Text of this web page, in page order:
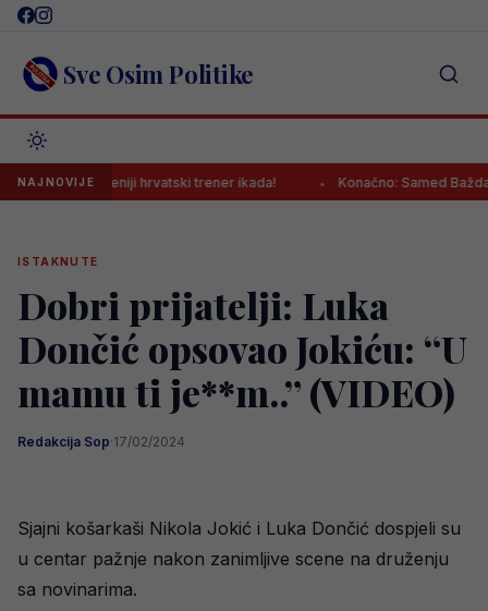
Skip
content Sve Osim Politike
NAJNOVIJE
najplaćeniji hrvatski trener ikada! Konačno: Samed Baždar ima
ISTAKNUTE
Dobri prijatelji: Luka
Dončić opsovao Jokiću: “U
mamu ti je**m..” (VIDEO)
Redakcija Sop·17/02/2024
Sjajni košarkaši Nikola Jokić i Luka Dončić dospjeli su
u centar pažnje nakon zanimljive scene na druženju
sa novinarima.